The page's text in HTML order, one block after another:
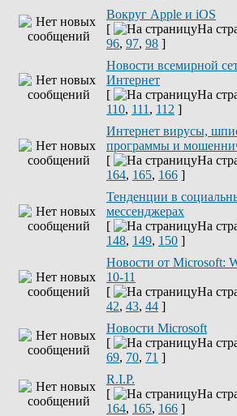
Вокруг Apple и iOS
[
На
96, 97, 98 ]
Новости всемирной
Интернет
[
На
110, 111 , 112 ]
Интернет вирусы,
программы и
[
На
164, 165, 166 ]
Тенденции в
мессенджерах
[
На
148, 149, 150 ]
Новости от Microsoft:
10-11
[
На
42, 43, 44 ]
Новости Microsoft
[
На
69, 70, 71 ]
R.I.P.
[
На
164, 165, 166 ]